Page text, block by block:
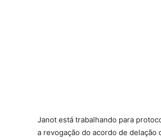
Janot está trabalhando para
a revogação do acordo de delação